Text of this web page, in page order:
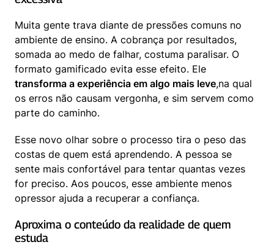
Muita gente trava diante de pressões comuns no
ambiente de ensino. A cobrança por resultados,
somada ao medo de falhar, costuma paralisar. O
transforma a experiência em algo mais leve,na qual
os erros não causam vergonha, e sim servem como
parte do caminho.
Esse novo olhar sobre o processo tira o peso das
costas de quem está aprendendo. A pessoa se
sente mais confortável para tentar quantas vezes
for preciso. Aos poucos, esse ambiente menos
opressor ajuda a recuperar a confiança.
Aproxima o conteúdo da realidade de quem
estuda